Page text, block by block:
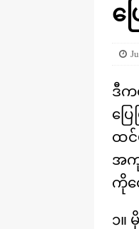
ပ
ဒီက
ပြ
ထင်
အကု
ကိုတ
၁။